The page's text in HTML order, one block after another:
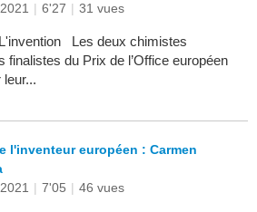
| 6'27 | 31 vues
Les deux chimistes
du Prix de l’Office européen
l'inventeur européen : Carmen
| 7'05 | 46 vues